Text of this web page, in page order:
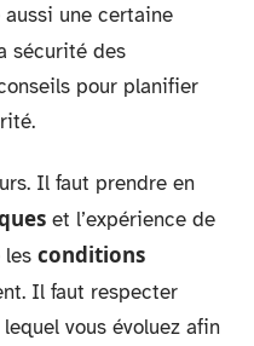
une certaine
sécurité des
pour planifier
Il faut prendre en
et l’expérience de
conditions
Il faut respecter
vous évoluez afin